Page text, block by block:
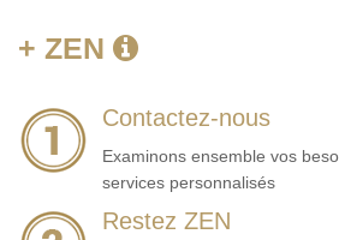
+ ZEN
Contactez-nous
Examinons ensemble vos
services personnalisés
Restez ZEN